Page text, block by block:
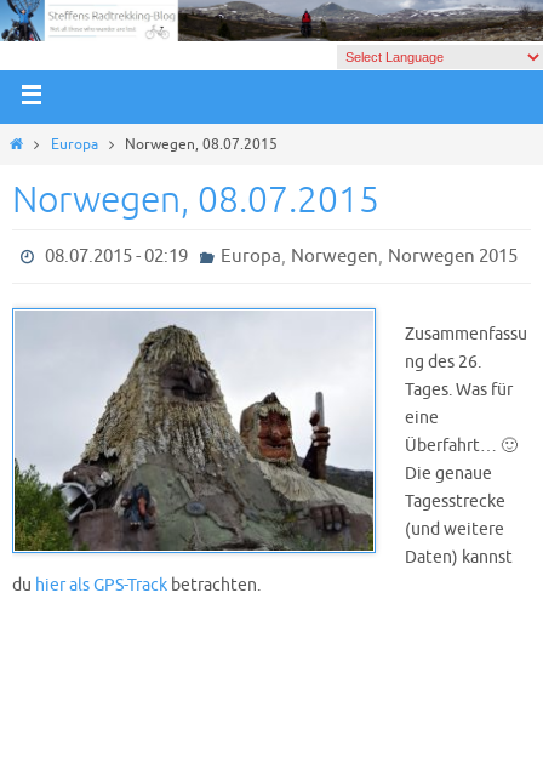
Europa Norwegen, 08.07.2015
Norwegen, 08.07.2015
08.07.2015 - 02:19 Europa, Norwegen, Norwegen 2015
Zusammenfassu
ng des 26.
Tages. Was für
eine
Überfahrt… 🙂
Die genaue
Tagesstrecke
(und weitere
Daten) kannst
du hier als GPS-Track betrachten.